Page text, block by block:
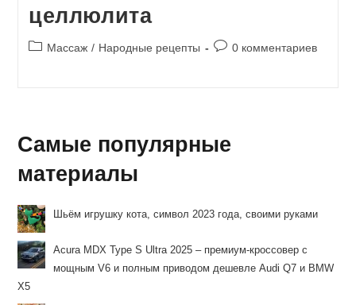
целлюлита
Рубрика
Массаж / Народные рецепты
Комментарии
0 комментариев
Самые популярные
материалы
Шьём игрушку кота, символ 2023 года, своими руками
Acura MDX Type S Ultra 2025 – премиум-кроссовер с
мощным V6 и полным приводом дешевле Audi Q7 и BMW
X5